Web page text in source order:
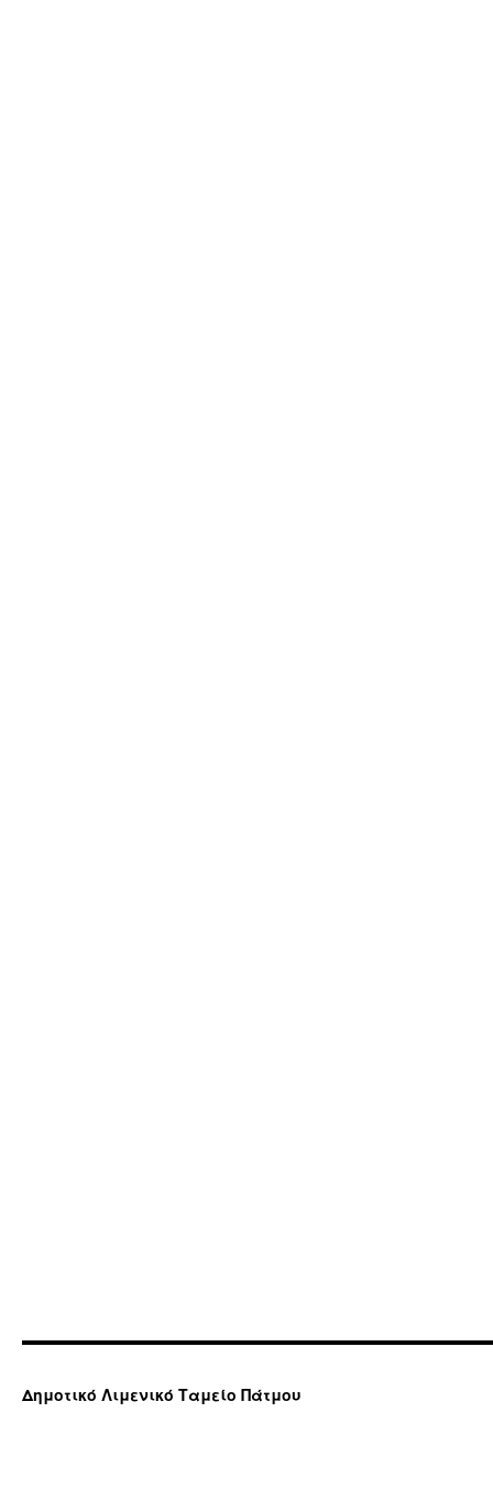
Δημοτικό Λιμενικό Ταμείο Πάτμου